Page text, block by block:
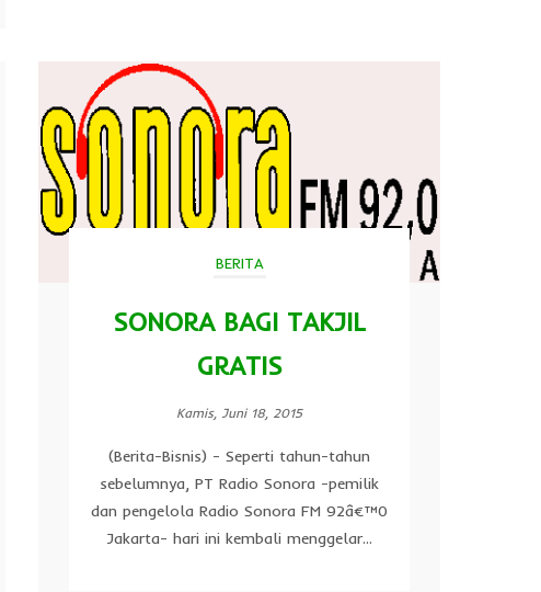
BERITA
SONORA BAGI TAKJIL
GRATIS
Kamis, Juni 18, 2015
(Berita-Bisnis) - Seperti tahun-tahun
sebelumnya, PT Radio Sonora -pemilik
dan pengelola Radio Sonora FM 92â€™0
Jakarta- hari ini kembali menggelar...